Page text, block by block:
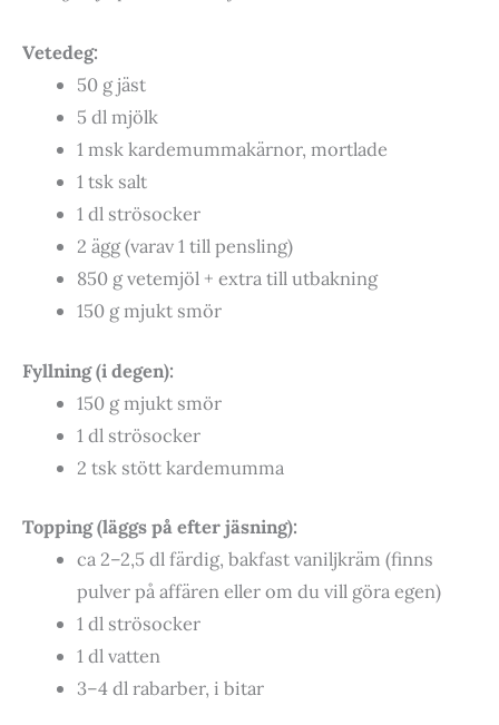
Vetedeg:
50 g jäst
5 dl mjölk
1 msk kardemummakärnor, mortlade
1 tsk salt
1 dl strösocker
2 ägg (varav 1 till pensling)
850 g vetemjöl + extra till utbakning
150 g mjukt smör
Fyllning (i degen):
150 g mjukt smör
1 dl strösocker
2 tsk stött kardemumma
Topping (läggs på efter jäsning):
ca 2–2,5 dl färdig, bakfast vaniljkräm (finns
pulver på affären eller om du vill göra egen)
1 dl strösocker
1 dl vatten
3–4 dl rabarber, i bitar